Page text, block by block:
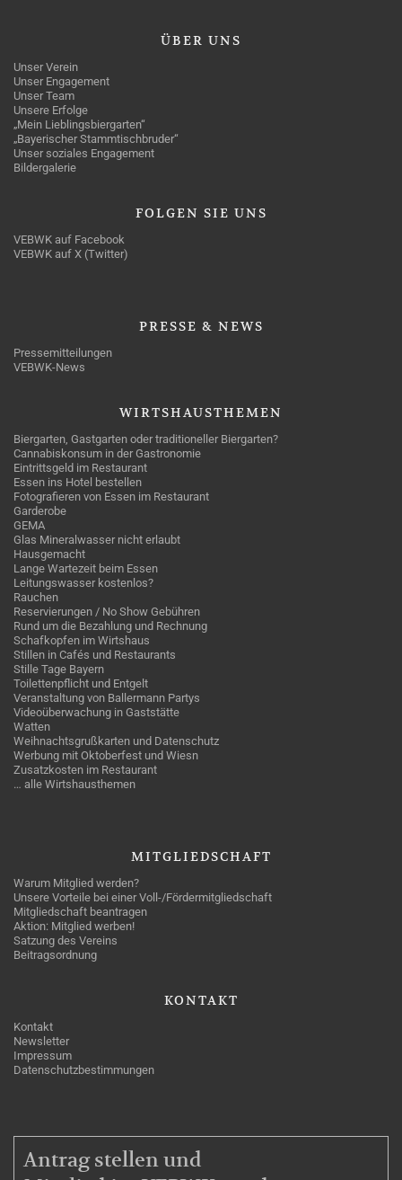
ÜBER UNS
Unser Verein
Unser Engagement
Unser Team
Unsere Erfolge
„Mein Lieblingsbiergarten“
„Bayerischer Stammtischbruder“
Unser soziales Engagement
Bildergalerie
FOLGEN SIE UNS
VEBWK auf Facebook
VEBWK auf X (Twitter)
PRESSE & NEWS
Pressemitteilungen
VEBWK-News
WIRTSHAUSTHEMEN
Biergarten, Gastgarten oder traditioneller Biergarten?
Cannabiskonsum in der Gastronomie
Eintrittsgeld im Restaurant
Essen ins Hotel bestellen
Fotografieren von Essen im Restaurant
Garderobe
GEMA
Glas Mineralwasser nicht erlaubt
Hausgemacht
Lange Wartezeit beim Essen
Leitungswasser kostenlos?
Rauchen
Reservierungen / No Show Gebühren
Rund um die Bezahlung und Rechnung
Schafkopfen im Wirtshaus
Stillen in Cafés und Restaurants
Stille Tage Bayern
Toilettenpflicht und Entgelt
Veranstaltung von Ballermann Partys
Videoüberwachung in Gaststätte
Watten
Weihnachtsgrußkarten und Datenschutz
Werbung mit Oktoberfest und Wiesn
Zusatzkosten im Restaurant
… alle Wirtshausthemen
MITGLIEDSCHAFT
Warum Mitglied werden?
Unsere Vorteile bei einer Voll-/Fördermitgliedschaft
Mitgliedschaft beantragen
Aktion: Mitglied werben!
Satzung des Vereins
Beitragsordnung
KONTAKT
Kontakt
Newsletter
Impressum
Datenschutzbestimmungen
MITGLIEDSCHAFT
Antrag stellen und